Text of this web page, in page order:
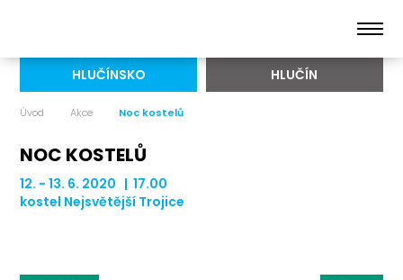
HLUČÍNSKO HLUČÍN
Úvod Akce Noc kostelů
NOC KOSTELŮ
12. - 13. 6. 2020 | 17.00
kostel Nejsvětější Trojice